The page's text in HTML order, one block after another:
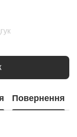
Повернення